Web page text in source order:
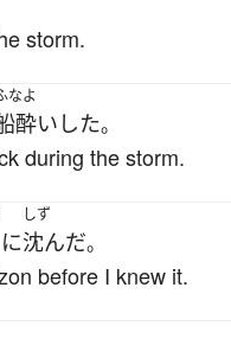
storm.
なよ
酔い した。
during the storm.
に
しず
沈んだ。
before I knew it.